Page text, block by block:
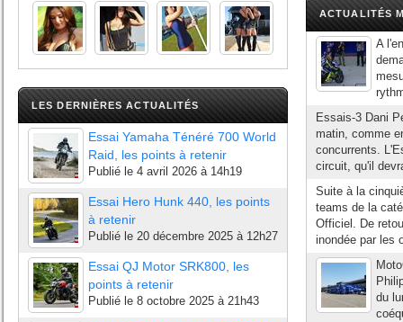
LES DERNIÈRES ACTUALITÉS
Essai Yamaha Ténéré 700 World
Raid, les points à retenir
Publié le 4 avril 2026 à 14h19
Essai Hero Hunk 440, les points
à retenir
Publié le 20 décembre 2025 à 12h27
Essai QJ Motor SRK800, les
points à retenir
Publié le 8 octobre 2025 à 21h43
ACTUALITÉS
A
Essais-3 Dani
matin, comme
concurrents.
circuit, qu'il
Suite à la
teams de la
Officiel. De
inondée par les
du